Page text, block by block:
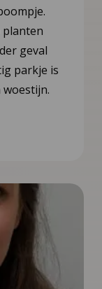
planten
geval
parkje is